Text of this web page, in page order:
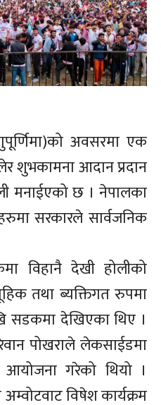
अवसरमा एक
शुभकामना आदान प्रदान
मनाईएको छ । नेपालका
सरकारले सार्वजनिक
विहानै देखी होलीको
तथा ब्यक्तिगत रुपमा
सडकमा देखिएका थिए ।
पोखराले लेकसाईडमा
आयोजना गरेको थियो ।
विषेश कार्यक्रम